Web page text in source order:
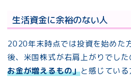
生活資金に余裕のない人
2020年末時点では投資を始めた
後、米国株式が右肩上がりでした
お金が増えるもの」と感じている